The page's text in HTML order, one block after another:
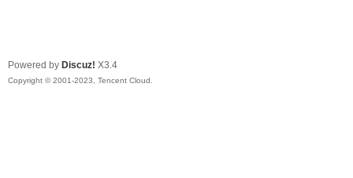
Powered by Discuz! X3.4
Copyright © 2001-2023, Tencent Cloud.